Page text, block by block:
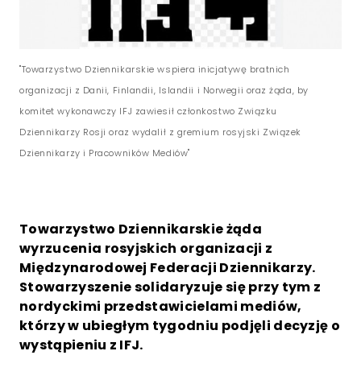
"Towarzystwo Dziennikarskie wspiera inicjatywę bratnich
organizacji z Danii, Finlandii, Islandii i Norwegii oraz żąda, by
komitet wykonawczy IFJ zawiesił członkostwo Związku
Dziennikarzy Rosji oraz wydalił z gremium rosyjski Związek
Dziennikarzy i Pracowników Mediów"
Towarzystwo Dziennikarskie żąda
wyrzucenia rosyjskich organizacji z
Międzynarodowej Federacji Dziennikarzy.
Stowarzyszenie solidaryzuje się przy tym z
nordyckimi przedstawicielami mediów,
którzy w ubiegłym tygodniu podjęli decyzję o
wystąpieniu z IFJ.